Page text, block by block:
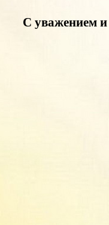
С уважением и